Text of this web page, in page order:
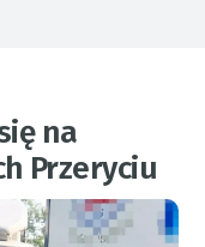
na
Przeryciu